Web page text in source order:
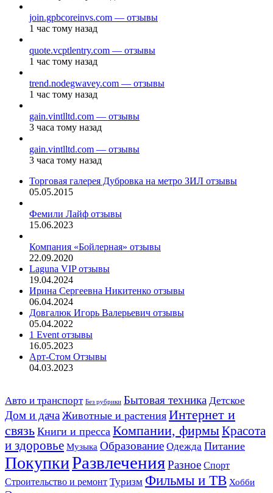
join.gpbcoreinvs.com — отзывы
1 час тому назад
quote.vcptlentry.com — отзывы
1 час тому назад
trend.nodegwavey.com — отзывы
1 час тому назад
gain.vintlltd.com — отзывы
3 часа тому назад
gain.vintlltd.com — отзывы
3 часа тому назад
Торговая галерея Дубровка на метро ЗИЛ отзывы
05.05.2015
Фемили Лайф отзывы
15.06.2023
Компания «Бойлерная» отзывы
22.09.2020
Laguna VIP отзывы
19.04.2024
Ирина Сергеевна Никитенко отзывы
06.04.2024
Довгалюк Игорь Валерьевич отзывы
05.04.2022
1 Event отзывы
16.05.2023
Арт-Стом Отзывы
04.03.2023
Авто и транспорт Без рубрики Бытовая техника Детское
Дом и дача Животные и растения Интернет и
связь Книги и пресса Компании, фирмыКрасота
и здоровье Музыка Образование Одежда Питание
ПокупкиРазвлеченияРазное Спорт
Строительство и ремонт Туризм Фильмы и ТВ Хобби